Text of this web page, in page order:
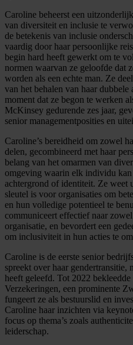
Caroline beheerst een
van diversiteit en inclusie te
de betekenis van inclusie
vaardig door haar persoonlijke
begin hard heeft gewerkt om te
normen waarvan ze geloofde dat
worden als een echte man. Ze
van het behalen van haar dubbele
moment dat ze begon te werken
McKinsey gedurende zes jaar,
senior managementposities en
Caroline’s bereidheid om zowel
delen, gecombineerd met haar
belang van het omarmen van
omgeving waarin elk individu
achtergrond of identiteit. Ze weet
sleutel is voor organisaties om
en hun volledige potentieel te
communiceert effectief naar
organisatie, en bevordert een
om inclusiviteit in hun acties te
Caroline is de eerste senior
spreekt over haar gendertransitie,
heeft geleefd. Tot 2022
Verzekeringen, een prominente
fungeert ze als bestuurslid en
Caroline haar inzichten via
focus op thema’s zoals
leiderschap.